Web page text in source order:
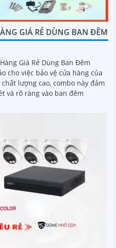
GIÁ RẺ DÙNG BAN ĐÊM
Giá Rẻ Dùng Ban Đêm
cho việc bảo vệ cửa hàng của
và rõ ràng vào ban đêm